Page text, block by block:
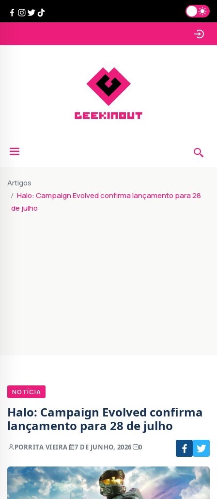
Artigos
Halo: Campaign Evolved confirma lançamento para 28
de julho
NOTÍCIA
Halo: Campaign Evolved confirma
lançamento para 28 de julho
PORRITA VIEIRA 7 DE JUNHO, 2026 0